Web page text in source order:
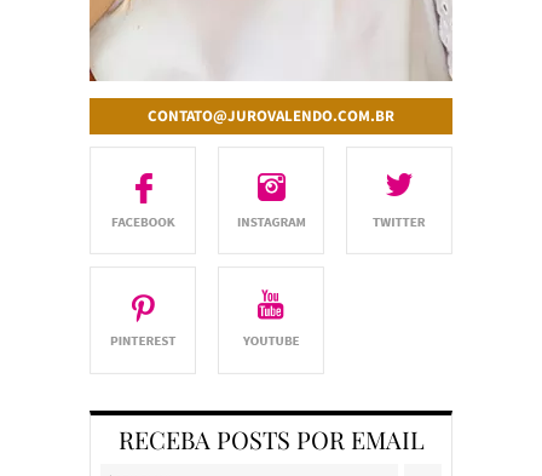
CONTATO@JUROVALENDO.COM.BR
RECEBA POSTS POR EMAIL